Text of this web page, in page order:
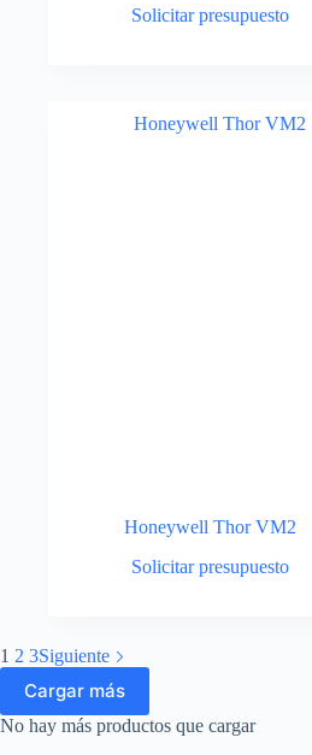
Solicitar presupuesto
Honeywell Thor VM2
Solicitar presupuesto
1 2 3Siguiente
Cargar más
No hay más productos que cargar